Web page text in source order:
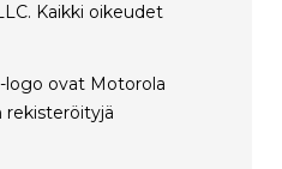
Kaikki oikeudet
logo ovat Motorola
rekisteröityjä